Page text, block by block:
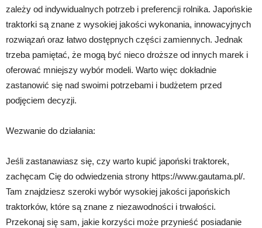
zależy od indywidualnych potrzeb i preferencji rolnika. Japońskie
traktorki są znane z wysokiej jakości wykonania, innowacyjnych
rozwiązań oraz łatwo dostępnych części zamiennych. Jednak
trzeba pamiętać, że mogą być nieco droższe od innych marek i
oferować mniejszy wybór modeli. Warto więc dokładnie
zastanowić się nad swoimi potrzebami i budżetem przed
podjęciem decyzji.
Wezwanie do działania:
Jeśli zastanawiasz się, czy warto kupić japoński traktorek,
zachęcam Cię do odwiedzenia strony https://www.gautama.pl/.
Tam znajdziesz szeroki wybór wysokiej jakości japońskich
traktorków, które są znane z niezawodności i trwałości.
Przekonaj się sam, jakie korzyści może przynieść posiadanie